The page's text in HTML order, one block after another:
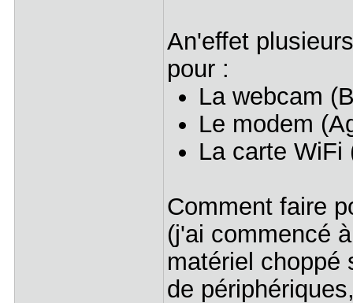
An'effet
pour :
La webcam
Le modem
La carte WiFi
Comment faire
(j'ai commencé
matériel choppé
de